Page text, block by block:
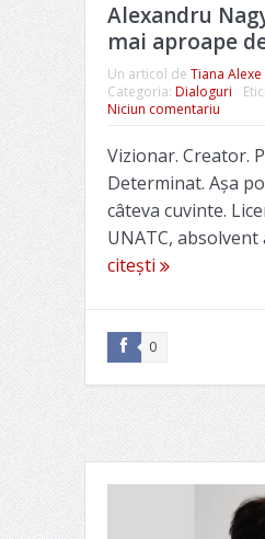
Alexandru
mai aproape
Un articol de Tiana Alexe
Categoria: Dialoguri
Niciun comentariu
Vizionar. Creator.
Determinat. Așa
câteva cuvinte.
UNATC,
citești
0